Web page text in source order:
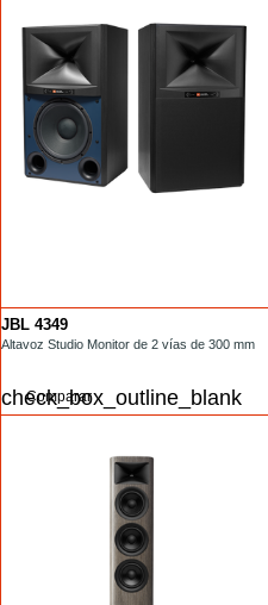
JBL 4349
/bookshelf/4349.html
Altavoz Studio Monitor de 2 vías de 300 mm
Comparar